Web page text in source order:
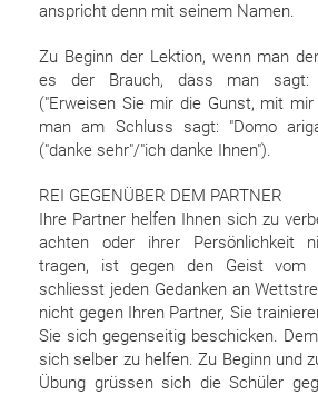
anspricht denn mit seinem Namen.
Zu Beginn der Lektion, wenn man
es der Brauch, dass man sagt:
("Erweisen Sie mir die Gunst, mit mir
man am Schluss sagt: "Domo
("danke sehr"/"ich danke Ihnen").
REI GEGENÜBER DEM PARTNER
Ihre Partner helfen Ihnen sich zu
achten oder ihrer Persönlichkeit
tragen, ist gegen den Geist vom
schliesst jeden Gedanken an
nicht gegen Ihren Partner, Sie
Sie sich gegenseitig beschicken.
sich selber zu helfen. Zu Beginn und
Übung grüssen sich die Schüler